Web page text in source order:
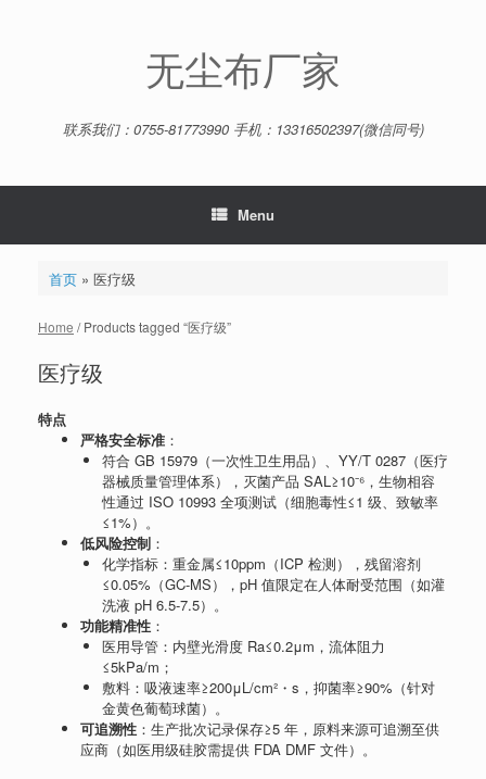
无尘布厂家
联系我们：0755-81773990 手机：13316502397(微信同号)
Menu
首页» 医疗级
Home / Products tagged “医疗级”
医疗级
特点
严格安全标准 ：
符合 GB 15979（一次性卫生用品）、YY/T 0287（医疗
器械质量管理体系），灭菌产品 SAL≥10⁻⁶，生物相容
性通过 ISO 10993 全项测试（细胞毒性≤1 级、致敏率
≤1%）。
低风险控制 ：
化学指标：重金属≤10ppm（ICP 检测），残留溶剂
≤0.05%（GC-MS），pH 值限定在人体耐受范围（如灌
洗液 pH 6.5-7.5）。
功能精准性 ：
医用导管：内壁光滑度 Ra≤0.2μm，流体阻力
≤5kPa/m；
敷料：吸液速率≥200μL/cm²・s，抑菌率≥90%（针对
金黄色葡萄球菌）。
可追溯性 ：生产批次记录保存≥5 年，原料来源可追溯至供
应商（如医用级硅胶需提供 FDA DMF 文件）。